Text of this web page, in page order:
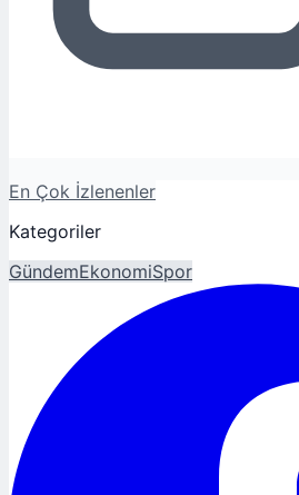
En Çok İzlenenler
Kategoriler
GündemEkonomiSpor